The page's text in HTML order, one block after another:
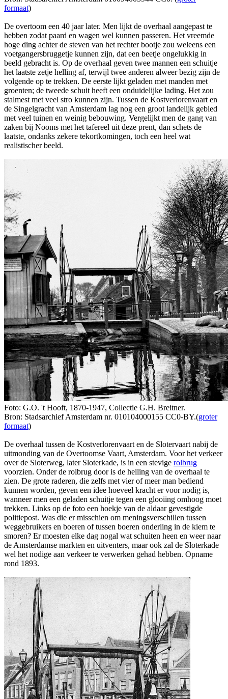
formaat)
De overtoom een 40 jaar later. Men lijkt de overhaal aangepast te
hebben zodat paard en wagen wel kunnen passeren. Het vreemde
hoge ding achter de steven van het rechter bootje zou weleens een
voetgangersbruggetje kunnen zijn, dat een beetje ongelukkig in
beeld gebracht is. Op de overhaal geven twee mannen een schuitje
het laatste zetje helling af, terwijl twee anderen alweer bezig zijn de
volgende op te trekken. De eerste lijkt geladen met manden met
groenten; de tweede schuit heeft een onduidelijke lading. Het zou
stalmest met veel stro kunnen zijn. Tussen de Kostverlorenvaart en
de Singelgracht van Amsterdam lag nog een groot landelijk gebied
met veel tuinen en weinig bebouwing. Vergelijkt men de gang van
zaken bij Nooms met het tafereel uit deze prent, dan schets de
laatste, ondanks zekere tekortkomingen, toch een heel wat
realistischer beeld.
Foto: G.O. 't Hooft, 1870-1947, Collectie G.H. Breitner.
Bron: Stadsarchief Amsterdam nr. 010104000155 CC0-BY.(groter
formaat)
De overhaal tussen de Kostverlorenvaart en de Slotervaart nabij de
uitmonding van de Overtoomse Vaart, Amsterdam. Voor het verkeer
over de Sloterweg, later Sloterkade, is in een stevige rolbrug
voorzien. Onder de rolbrug door is de helling van de overhaal te
zien. De grote raderen, die zelfs met vier of meer man bediend
kunnen worden, geven een idee hoeveel kracht er voor nodig is,
wanneer men een geladen schuitje tegen een glooiing omhoog moet
trekken. Links op de foto een hoekje van de aldaar gevestigde
politiepost. Was die er misschien om meningsverschillen tussen
weggebruikers en boeren of tussen boeren onderling in de kiem te
smoren? Er moesten elke dag nogal wat schuiten heen en weer naar
de Amsterdamse markten en uitventers, maar ook zal de Sloterkade
wel het nodige aan verkeer te verwerken gehad hebben. Opname
rond 1893.